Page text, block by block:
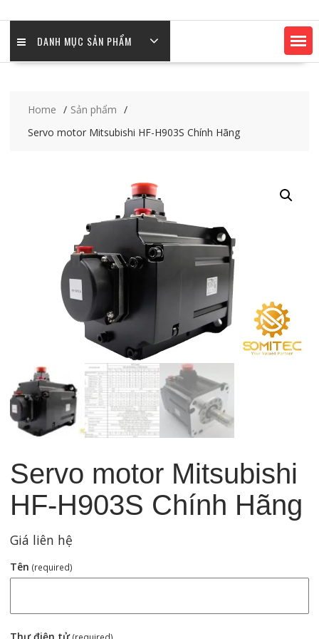
DANH MỤC SẢN PHẨM
Home
Sản phẩm
Servo motor Mitsubishi HF-H903S Chính Hãng
Servo motor Mitsubishi
HF-H903S Chính Hãng
Giá liên hệ
Tên (required)